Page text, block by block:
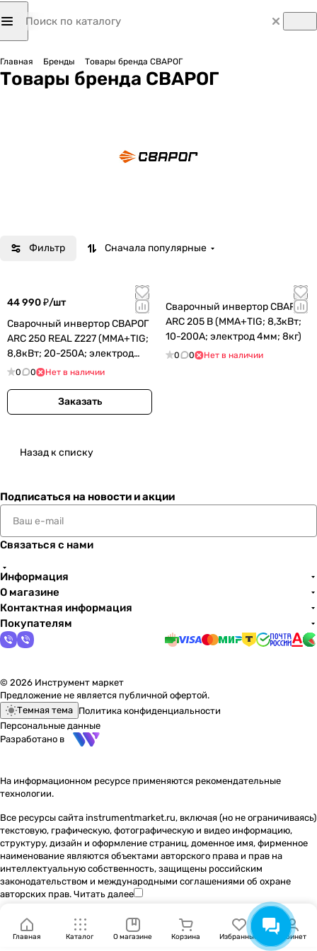
Главная Бренды Товары бренда СВАРОГ
Товары бренда СВАРОГ
Фильтр Сначала популярные
44 990 ₽/шт
Сварочный инвертор СВАРОГ
ARC 250 REAL Z227 (MMA+TIG;
8,8кВт; 20-250А; электрод
5мм; 8кг)
0 0 Нет в наличии
Заказать
Сварочный инвертор СВАРОГ
ARC 205 B (MMA+TIG; 8,3кВт;
10-200А; электрод 4мм; 8кг)
0 0 Нет в наличии
Назад к списку
Подписаться на новости и акции
Связаться с нами
Информация
О магазине
Контактная информация
Покупателям
© 2026 Инструмент маркет
Предложение не является публичной офертой.
Темная тема Политика конфиденциальности
Персональные данные
Разработано в
На информационном ресурсе применяются рекомендательные
технологии.
Все ресурсы сайта instrumentmarket.ru, включая (но не ограничиваясь)
текстовую, графическую, фотографическую и видео информацию,
структуру, дизайн и оформление страниц, доменное имя, фирменное
наименование являются объектами авторского права и прав на
интеллектуальную собственность, защищены российским
законодательством и международными соглашениями об охране
авторских прав. Читать далее
Главная Каталог О магазине Корзина Избранные Кабинет